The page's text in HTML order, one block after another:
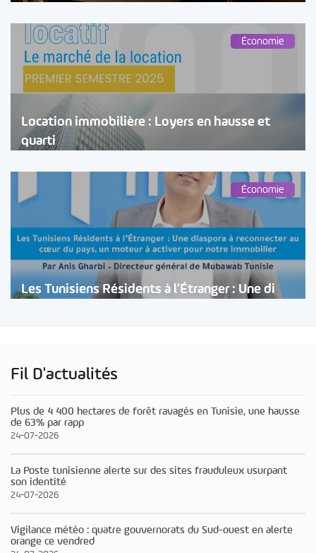
Économie
Location immobilière : Loyers en hausse et
quarti
Économie
Les Tunisiens Résidents à l’Étranger : Une di
Fil D'actualités
Plus de 4 400 hectares de forêt ravagés en Tunisie, une hausse
de 63% par rapp
24-07-2026
La Poste tunisienne alerte sur des sites frauduleux usurpant
son identité
24-07-2026
Vigilance météo : quatre gouvernorats du Sud-ouest en alerte
orange ce vendred